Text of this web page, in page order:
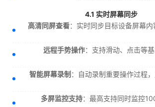
4.1 实时屏幕同步
高清同屏查看：实时同步目标设备屏幕内
远程手势操作：支持滑动、点击等
智能屏幕录制 ：自动录制重要操作过程
多屏监控支持：最高支持同时监控